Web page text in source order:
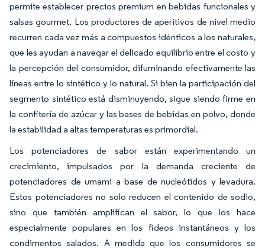
permite establecer precios premium en bebidas funcionales y
salsas gourmet. Los productores de aperitivos de nivel medio
recurren cada vez más a compuestos idénticos a los naturales,
que les ayudan a navegar el delicado equilibrio entre el costo y
la percepción del consumidor, difuminando efectivamente las
líneas entre lo sintético y lo natural. Si bien la participación del
segmento sintético está disminuyendo, sigue siendo firme en
la confitería de azúcar y las bases de bebidas en polvo, donde
la estabilidad a altas temperaturas es primordial.
Los potenciadores de sabor están experimentando un
crecimiento, impulsados por la demanda creciente de
potenciadores de umami a base de nucleótidos y levadura.
Estos potenciadores no solo reducen el contenido de sodio,
sino que también amplifican el sabor, lo que los hace
especialmente populares en los fideos instantáneos y los
condimentos salados. A medida que los consumidores se